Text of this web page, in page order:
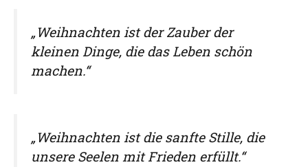
„Weihnachten ist der Zauber der
kleinen Dinge, die das Leben schön
machen.“
„Weihnachten ist die sanfte Stille, die
unsere Seelen mit Frieden erfüllt.“